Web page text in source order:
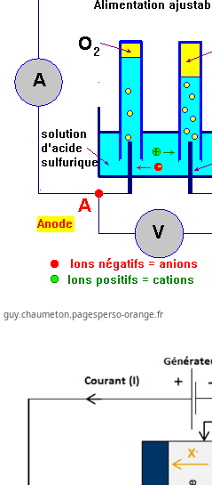
guy.chaumeton.pagesperso-orange.fr